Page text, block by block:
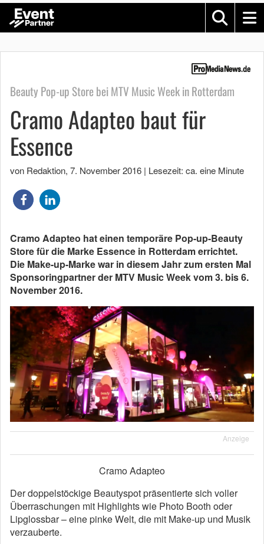
Beauty Pop-up Store bei MTV Music Week in Rotterdam
Cramo Adapteo baut für
Essence
von Redaktion, 7. November 2016 | Lesezeit: ca. eine Minute
Cramo Adapteo hat einen temporäre Pop-up-Beauty
Store für die Marke Essence in Rotterdam errichtet.
Die Make-up-Marke war in diesem Jahr zum ersten Mal
Sponsoringpartner der MTV Music Week vom 3. bis 6.
November 2016.
Anzeige
Cramo Adapteo
Der doppelstöckige Beautyspot präsentierte sich voller
Überraschungen mit Highlights wie Photo Booth oder
Lipglossbar – eine pinke Welt, die mit Make-up und Musik
verzauberte.